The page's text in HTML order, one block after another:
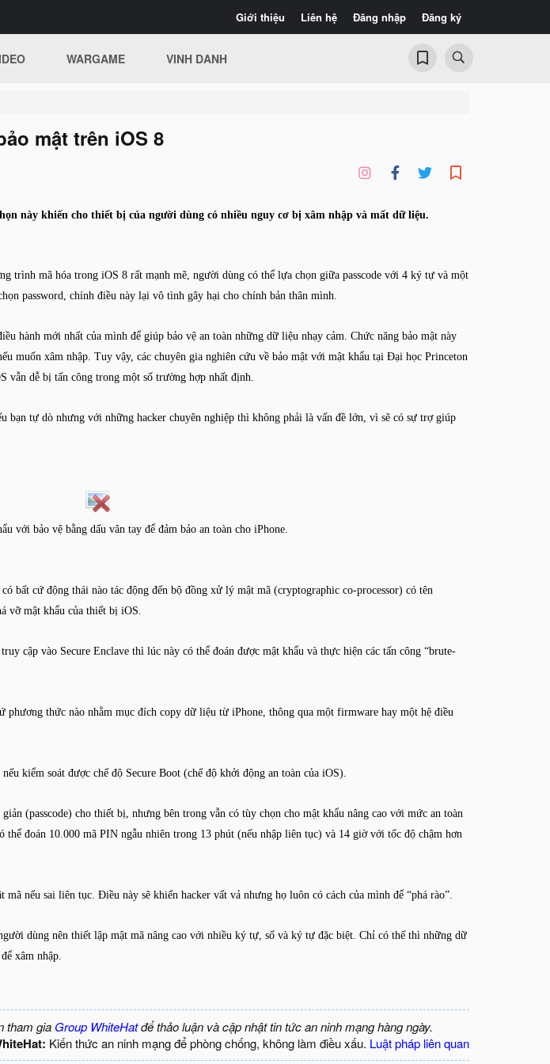
Giới thiệu Liên hệ Đăng nhập Đăng ký
WARGAME VINH DANH
mật trên iOS 8
này khiến cho thiết bị của người dùng có nhiều nguy cơ bị xâm nhập và mất dữ liệu.
trình mã hóa trong iOS 8 rất mạnh mẽ, người dùng có thể lựa chọn giữa passcode với 4 ký tự và một
password, chính điều này lại vô tình gây hại cho chính bản thân mình.
hành mới nhất của mình để giúp bảo vệ an toàn những dữ liệu nhạy cảm. Chức năng bảo mật này
muốn xâm nhập. Tuy vậy, các chuyên gia nghiên cứu về bảo mật với mật khẩu tại Đại học Princeton
vẫn dễ bị tấn công trong một số trường hợp nhất định.
bạn tự dò nhưng với những hacker chuyên nghiệp thì không phải là vấn đề lớn, vì sẽ có sự trợ giúp
với bảo vệ bằng dấu vân tay để đảm bảo an toàn cho iPhone.
bất cứ động thái nào tác động đến bộ đồng xử lý mật mã (cryptographic co-processor) có tên
vỡ mật khẩu của thiết bị iOS.
cập vào Secure Enclave thì lúc này có thể đoán được mật khẩu và thực hiện các tấn công “brute-
phương thức nào nhằm mục đích copy dữ liệu từ iPhone, thông qua một firmware hay một hệ điều
kiểm soát được chế độ Secure Boot (chế độ khởi động an toàn của iOS).
(passcode) cho thiết bị, nhưng bên trong vẫn có tùy chọn cho mật khẩu nâng cao với mức an toàn
thể đoán 10.000 mã PIN ngẫu nhiên trong 13 phút (nếu nhập liên tục) và 14 giờ với tốc độ chậm hơn
nếu sai liên tục. Điều này sẽ khiến hacker vất vả nhưng họ luôn có cách của mình để “phá rào”.
dùng nên thiết lập mật mã nâng cao với nhiều ký tự, số và ký tự đặc biệt. Chỉ có thế thì những dữ
xâm nhập.
tham gia Group WhiteHatđể thảo luận và cập nhật tin tức an ninh mạng hàng ngày.
Kiến thức an ninh mạng để phòng chống, không làm điều xấu. Luật pháp liên quan